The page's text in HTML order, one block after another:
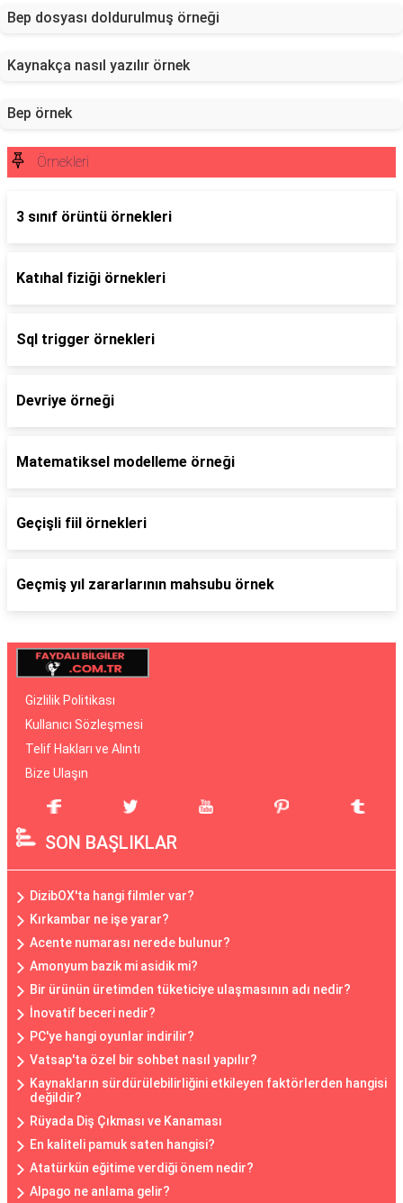
Bep dosyası doldurulmuş örneği
Kaynakça nasıl yazılır örnek
Bep örnek
Örnekleri
3 sınıf örüntü örnekleri
Katıhal fiziği örnekleri
Sql trigger örnekleri
Devriye örneği
Matematiksel modelleme örneği
Geçişli fiil örnekleri
Geçmiş yıl zararlarının mahsubu örnek
Gizlilik Politikası
Kullanıcı Sözleşmesi
Telif Hakları ve Alıntı
Bize Ulaşın
SON BAŞLIKLAR
DizibOX'ta hangi filmler var?
Kırkambar ne işe yarar?
Acente numarası nerede bulunur?
Amonyum bazik mi asidik mi?
Bir ürünün üretimden tüketiciye ulaşmasının adı nedir?
İnovatif beceri nedir?
PC'ye hangi oyunlar indirilir?
Vatsap'ta özel bir sohbet nasıl yapılır?
Kaynakların sürdürülebilirliğini etkileyen faktörlerden hangisi
değildir?
Rüyada Diş Çıkması ve Kanaması
En kaliteli pamuk saten hangisi?
Atatürkün eğitime verdiği önem nedir?
Alpago ne anlama gelir?